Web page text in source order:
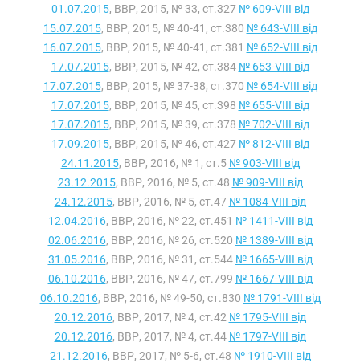
01.07.2015, ВВР, 2015, № 33, ст.327 № 609-VIII від
15.07.2015, ВВР, 2015, № 40-41, ст.380 № 643-VIII від
16.07.2015, ВВР, 2015, № 40-41, ст.381 № 652-VIII від
17.07.2015, ВВР, 2015, № 42, ст.384 № 653-VIII від
17.07.2015, ВВР, 2015, № 37-38, ст.370 № 654-VIII від
17.07.2015, ВВР, 2015, № 45, ст.398 № 655-VIII від
17.07.2015, ВВР, 2015, № 39, ст.378 № 702-VIII від
17.09.2015, ВВР, 2015, № 46, ст.427 № 812-VIII від
24.11.2015, ВВР, 2016, № 1, ст.5 № 903-VIII від
23.12.2015, ВВР, 2016, № 5, ст.48 № 909-VIII від
24.12.2015, ВВР, 2016, № 5, ст.47 № 1084-VIII від
12.04.2016, ВВР, 2016, № 22, ст.451 № 1411-VIII від
02.06.2016, ВВР, 2016, № 26, ст.520 № 1389-VIII від
31.05.2016, ВВР, 2016, № 31, ст.544 № 1665-VIII від
06.10.2016, ВВР, 2016, № 47, ст.799 № 1667-VIII від
06.10.2016, ВВР, 2016, № 49-50, ст.830 № 1791-VIII від
20.12.2016, ВВР, 2017, № 4, ст.42 № 1795-VIII від
20.12.2016, ВВР, 2017, № 4, ст.44 № 1797-VIII від
21.12.2016, ВВР, 2017, № 5-6, ст.48 № 1910-VIII від